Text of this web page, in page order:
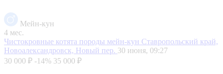
Мейн-кун
4 мес.
Чистокровные котята породы мейн-кун Ставропольский край,
Новоалександровск, Новый пер. 30 июня, 09:27
30 000 ₽ -14% 35 000 ₽